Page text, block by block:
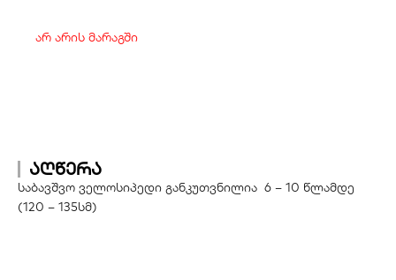
არ არის მარაგში
აღწერა
საბავშვო ველოსიპედი განკუთვნილია 6 – 10 წლამდე
(120 – 135სმ)